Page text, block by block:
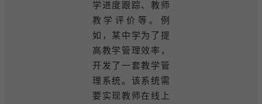
学进度跟踪、教师
教学评价等。例
如，某中学为了提
高教学管理效率，
开发了一套教学管
理系统。该系统需
要实现教师在线上